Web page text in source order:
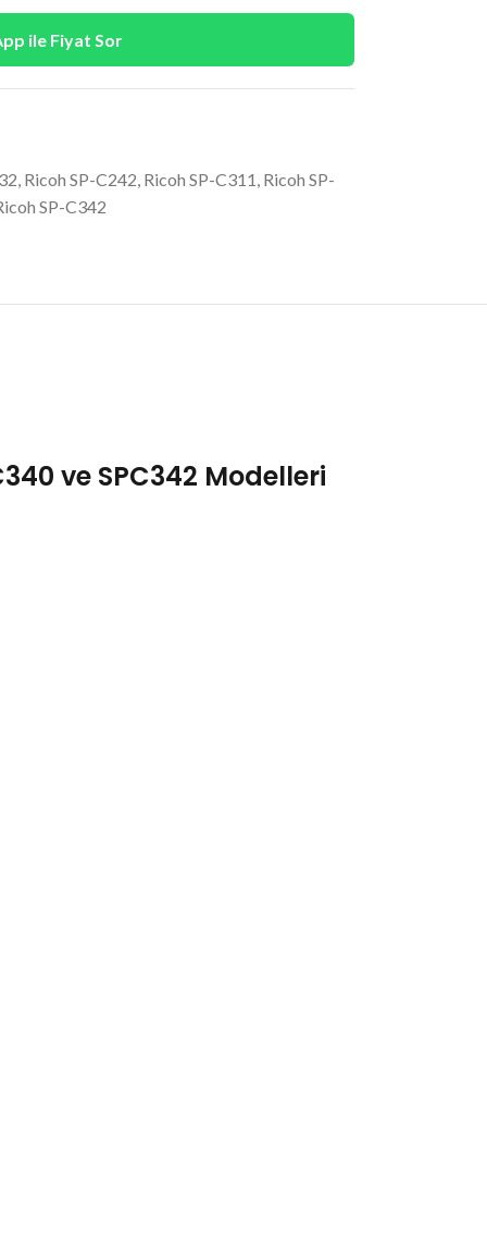
ile Fiyat Sor
, Ricoh SP-C242, Ricoh SP-C311, Ricoh SP-
SP-C342
ve SPC342 Modelleri